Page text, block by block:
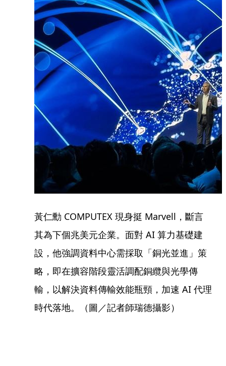
黃仁勳 COMPUTEX 現身挺 Marvell，斷言
其為下個兆美元企業。面對 AI 算力基礎建
設，他強調資料中心需採取「銅光並進」策
略，即在擴容階段靈活調配銅纜與光學傳
輸，以解決資料傳輸效能瓶頸，加速 AI 代理
時代落地。（圖／記者師瑞德攝影）